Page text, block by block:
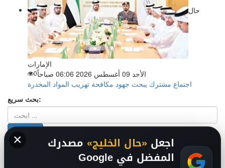
حال
الإمارات
الأحد 09 أغسطس 2026 06:06 صباحاً
0
اجتماع مشترك يبحث جهود مكافحة تهريب المواد المخدرة
بحث سريع:
2026 سياسة الخصوصية- حقوق الملكية الفكرية DMCA - من نحن-
فريق التحرير
× اجعل «حال الخليج» مصدرك
المفضل في Google